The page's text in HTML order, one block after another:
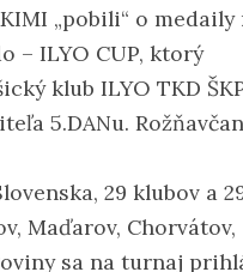
„pobili“ o medaily
– ILYO CUP, ktorý
klub ILYO TKD
5.DANu.
29 klubov a
Maďarov, Chorvátov,
sa na turnaj